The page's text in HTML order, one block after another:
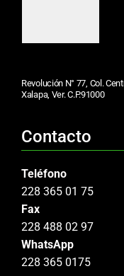
Revolución N° 77, Col.
Xalapa, Ver. C.P.91000
Contacto
Teléfono
228 365 01 75
Fax
228 488 02 97
WhatsApp
228 365 0175